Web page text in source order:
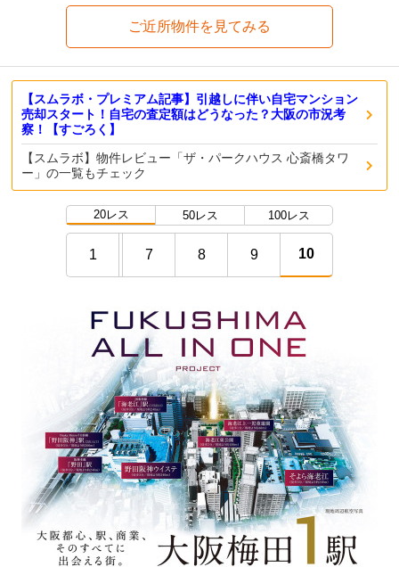
ご近所物件を見てみる
【スムラボ・プレミアム記事】引越しに伴い自宅マンション
売却スタート！自宅の査定額はどうなった？大阪の市況考
察！【すごろく】
【スムラボ】物件レビュー「ザ・パークハウス 心斎橋タワ
ー」の一覧もチェック
20レス 50レス 100レス
1 7 8 9 10